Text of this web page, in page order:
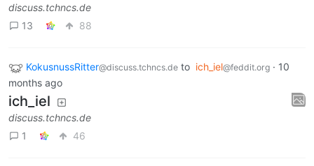
discuss.tchncs.de
13
88
KokusnussRitter@discuss.tchncs.de to ich_iel@feddit.org · 10
months ago
ich_iel
discuss.tchncs.de
1
46